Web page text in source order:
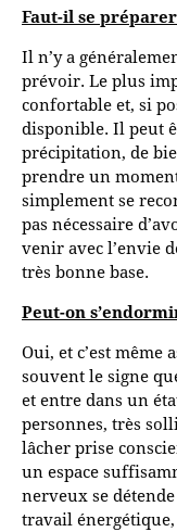
Faut-il se
Il n’y a
prévoir. Le plus
confortable et, si
disponible. Il peut
précipitation, de
prendre un
simplement se
pas nécessaire
venir avec l’envie
très bonne base.
Peut-on
Oui, et c’est même
souvent le signe
et entre dans un
personnes, très
lâcher prise
un espace
nerveux se
travail